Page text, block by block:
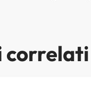
correlati